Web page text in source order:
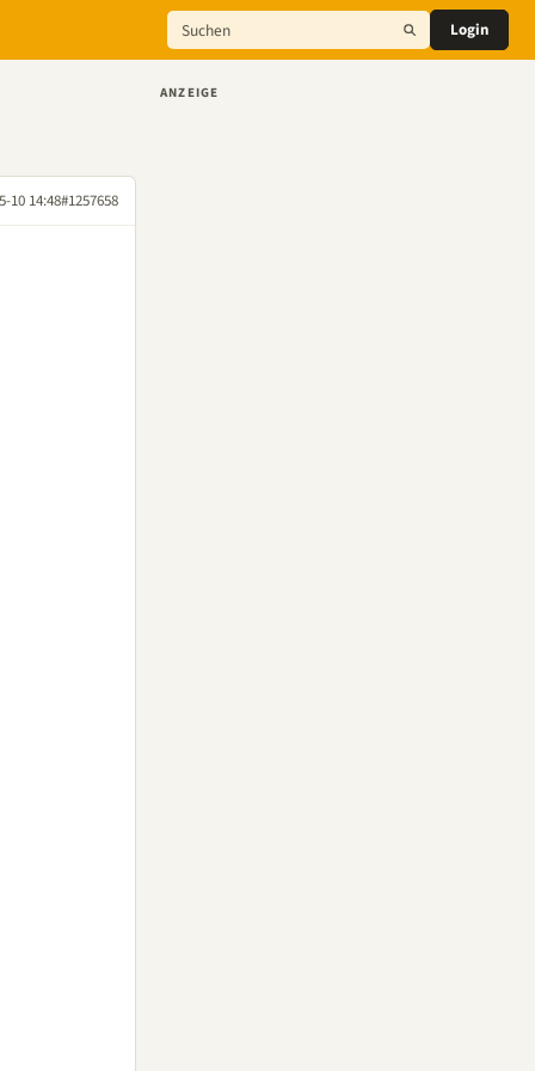
Login
10 14:48#1257658
ANZEIGE